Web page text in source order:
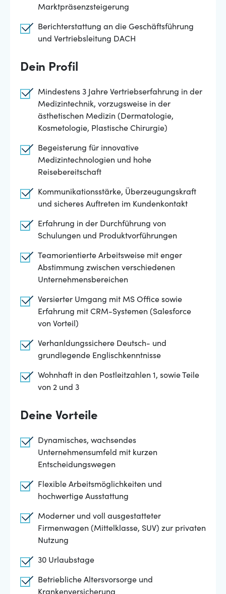
Marktpräsenzsteigerung
Berichterstattung an die Geschäftsführung
und Vertriebsleitung DACH
Dein Profil
Mindestens 3 Jahre Vertriebserfahrung in der
Medizintechnik, vorzugsweise in der
ästhetischen Medizin (Dermatologie,
Kosmetologie, Plastische Chirurgie)
Begeisterung für innovative
Medizintechnologien und hohe
Reisebereitschaft
Kommunikationsstärke, Überzeugungskraft
und sicheres Auftreten im Kundenkontakt
Erfahrung in der Durchführung von
Schulungen und Produktvorführungen
Teamorientierte Arbeitsweise mit enger
Abstimmung zwischen verschiedenen
Unternehmensbereichen
Versierter Umgang mit MS Office sowie
Erfahrung mit CRM-Systemen (Salesforce
von Vorteil)
Verhanldungssichere Deutsch- und
grundlegende Englischkenntnisse
Wohnhaft in den Postleitzahlen 1, sowie Teile
von 2 und 3
Deine Vorteile
Dynamisches, wachsendes
Unternehmensumfeld mit kurzen
Entscheidungswegen
Flexible Arbeitsmöglichkeiten und
hochwertige Ausstattung
Moderner und voll ausgestatteter
Firmenwagen (Mittelklasse, SUV) zur privaten
Nutzung
30 Urlaubstage
Betriebliche Altersvorsorge und